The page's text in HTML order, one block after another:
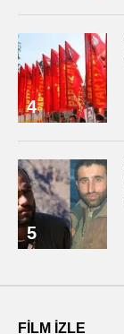
4
5
FILM IZLE